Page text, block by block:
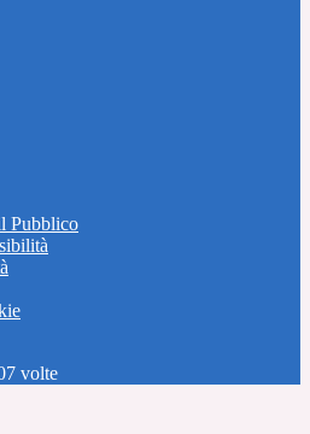
Pubblico
volte